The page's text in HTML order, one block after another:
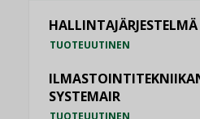
HALLINTAJÄRJESTELMÄ
TUOTEUUTINEN
SYSTEMAIR